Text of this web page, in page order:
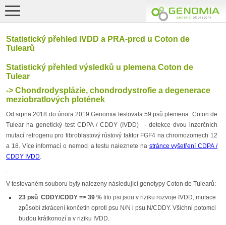
Statistický přehled IVDD a PRA-prcd u Coton de
Tulearů
Statistický přehled výsledků u plemena Coton de
Tulear
-> Chondrodysplázie, chondrodystrofie a degenerace
meziobratlových plotének
Od srpna 2018 do února 2019 Genomia testovala 59 psů plemena Coton de
Tulear na genetický test CDPA / CDDY (IVDD) - detekce dvou inzerčních
mutací retrogenu pro fibroblastový růstový faktor FGF4 na chromozomech 12
a 18. Více informací o nemoci a testu naleznete na stránce vyšetření CDPA /
CDDY IVDD.
.
V testovaném souboru byly nalezeny následující genotypy Coton de Tulearů:
23 psů CDDY/CDDY => 39 % tito psi jsou v riziku rozvoje IVDD, mutace
způsobí zkrácení končetin oproti psu N/N i psu N/CDDY. Všichni potomci
budou krátkonozí a v riziku IVDD.